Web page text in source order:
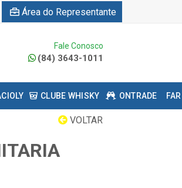
Área do Representante
Fale Conosco
(84) 3643-1011
CLUBE WHISKY ONTRADE
VOLTAR